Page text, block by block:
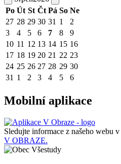
Po Út St Čt Pá So Ne
27 28 29 30 31 1
2
3
4 5 6 7 8
9
10 11 12 13 14 15 16
17 18 19 20 21 22 23
24 25 26 27 28 29 30
31 1 2 3 4 5 6
Mobilní aplikace
Sledujte informace z našeho webu v
V OBRAZE.